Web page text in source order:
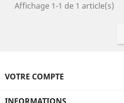
Affichage 1-1 de 1 article(s)
VOTRE COMPTE